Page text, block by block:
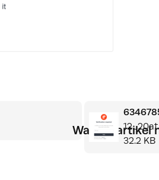
32.2 KB
Was dit artikel